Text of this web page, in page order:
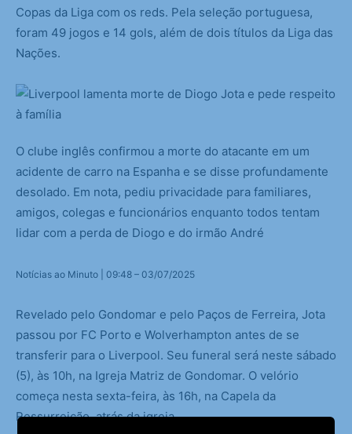
Copas da Liga com os reds. Pela seleção portuguesa,
foram 49 jogos e 14 gols, além de dois títulos da Liga das
Nações.
O clube inglês confirmou a morte do atacante em um
acidente de carro na Espanha e se disse profundamente
desolado. Em nota, pediu privacidade para familiares,
amigos, colegas e funcionários enquanto todos tentam
lidar com a perda de Diogo e do irmão André
Notícias ao Minuto | 09:48 – 03/07/2025
Revelado pelo Gondomar e pelo Paços de Ferreira, Jota
passou por FC Porto e Wolverhampton antes de se
transferir para o Liverpool. Seu funeral será neste sábado
(5), às 10h, na Igreja Matriz de Gondomar. O velório
começa nesta sexta-feira, às 16h, na Capela da
Ressurreição, atrás da igreja.